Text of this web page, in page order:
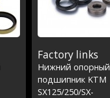
Factory links
Нижний опорный
подшипник KTM
SX125/250/SX-